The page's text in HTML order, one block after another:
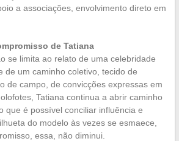
a associações, envolvimento direto em
de Tatiana
se limita ao relato de uma celebridade
de um caminho coletivo, tecido de
de campo, de convicções expressas em
Tatiana continua a abrir caminho
que é possível conciliar influência e
do modelo às vezes se esmaece,
essa, não diminui.